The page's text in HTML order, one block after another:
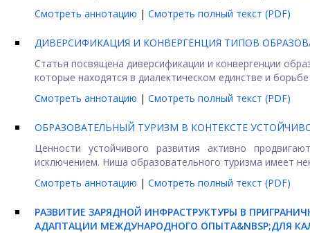
Смотреть аннотацию | Смотреть полный текст (PDF)
ДИВЕРСИФИКАЦИЯ И КОНВЕРГЕНЦИЯ ТИПОВ
Статья посвящена диверсификации и конвергенции
которые находятся в диалектическом единстве и
Смотреть аннотацию | Смотреть полный текст (PDF)
ОБРАЗОВАТЕЛЬНЫЙ ТУРИЗМ В КОНТЕКСТЕ
Ценности устойчивого развития активно
исключением. Ниша образовательного туризма имеет
Смотреть аннотацию | Смотреть полный текст (PDF)
РАЗВИТИЕ ЗАРЯДНОЙ ИНФРАСТРУКТУРЫ В
АДАПТАЦИИ МЕЖДУНАРОДНОГО ОПЫТА&NBSP;ДЛЯ